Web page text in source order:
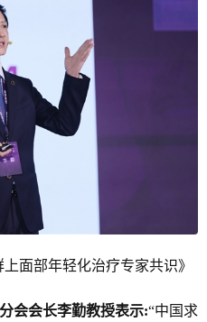
面部年轻化治疗专家共识》
会会长李勤教授表示:“中国求